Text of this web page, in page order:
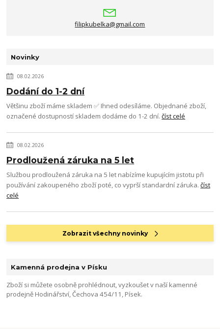
filipkubelka@gmail.com
Novinky
08.02.2026
Dodání do 1-2 dní
Většinu zboží máme skladem ✅ Ihned odesíláme. Objednané zboží,
označené dostupností skladem dodáme do 1-2 dní.číst celé
08.02.2026
Prodloužená záruka na 5 let
Službou prodloužená záruka na 5 let nabízíme kupujícím jistotu při
používání zakoupeného zboží poté, co vyprší standardní záruka.číst
celé
Zobrazit všechny novinky
Kamenná prodejna v Písku
Zboží si můžete osobně prohlédnout, vyzkoušet v naší kamenné
prodejně Hodinářství, Čechova 454/11, Písek.